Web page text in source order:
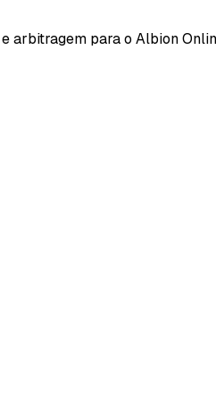
arbitragem para o Albion